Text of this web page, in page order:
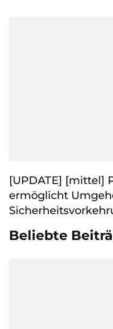
[UPDATE] [mittel]
ermöglicht
Beliebte